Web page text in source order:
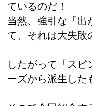
ているのだ！
当然、強引な「出
て、それは大失敗
したがって「スピ
ーズから派生した